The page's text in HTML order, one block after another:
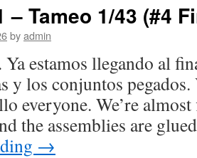
– Tameo 1/43 (#4
byadmin
estamos llegando al
y los conjuntos
everyone. We’re
the assemblies are
→